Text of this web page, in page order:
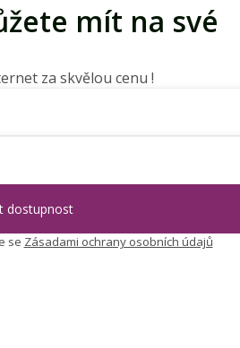
mít na své
za skvělou cenu !
se Zásadami ochrany osobních údajů